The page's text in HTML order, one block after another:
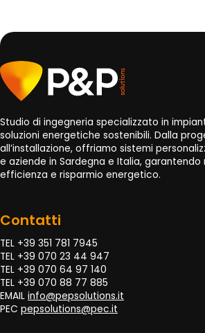
Studio di ingegneria specializzato in
soluzioni energetiche sostenibili. Dalla
all’installazione, offriamo sistemi
e aziende in Sardegna e Italia, garantendo
efficienza e risparmio energetico.
Contatti
TEL +39 351 781 7945
TEL +39 070 23 44 947
TEL +39 070 64 97 140
TEL +39 070 88 77 885
EMAIL info@pepsolutions.it
PEC pepsolutions@pec.it